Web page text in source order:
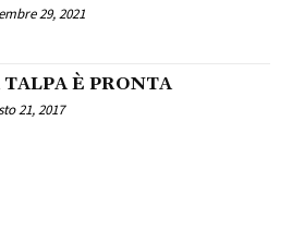
29, 2021
TALPA È PRONTA
21, 2017